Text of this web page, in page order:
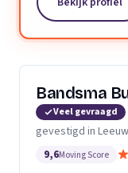
Bandsma
Veel gevraagd
gevestigd in
9,6Moving Score